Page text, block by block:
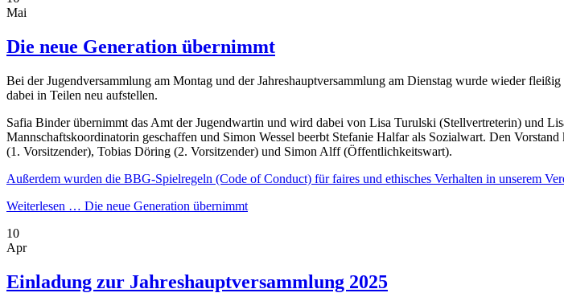
Mai
Die neue Generation übernimmt
Bei der Jugendversammlung am Montag und der Jahreshauptversammlung am Dienstag wurde wieder
dabei in Teilen neu aufstellen.
Safia Binder übernimmt das Amt der Jugendwartin und wird dabei von Lisa Turulski (Stellvertreterin) und
Mannschaftskoordinatorin geschaffen und Simon Wessel beerbt Stefanie Halfar als Sozialwart. Den
(1. Vorsitzender), Tobias Döring (2. Vorsitzender) und Simon Alff (Öffentlichkeitswart).
Außerdem wurden die BBG-Spielregeln (Code of Conduct) für faires und ethisches Verhalten in unserem
Weiterlesen … Die neue Generation übernimmt
10
Apr
Einladung zur Jahreshauptversammlung 2025